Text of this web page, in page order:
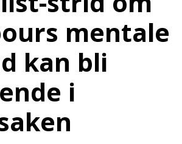
mentale
kan bli
i